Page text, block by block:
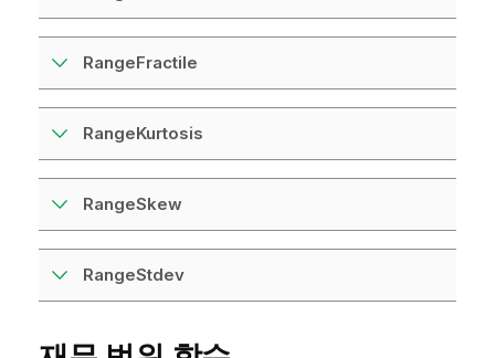
RangeFractile
RangeKurtosis
RangeSkew
RangeStdev